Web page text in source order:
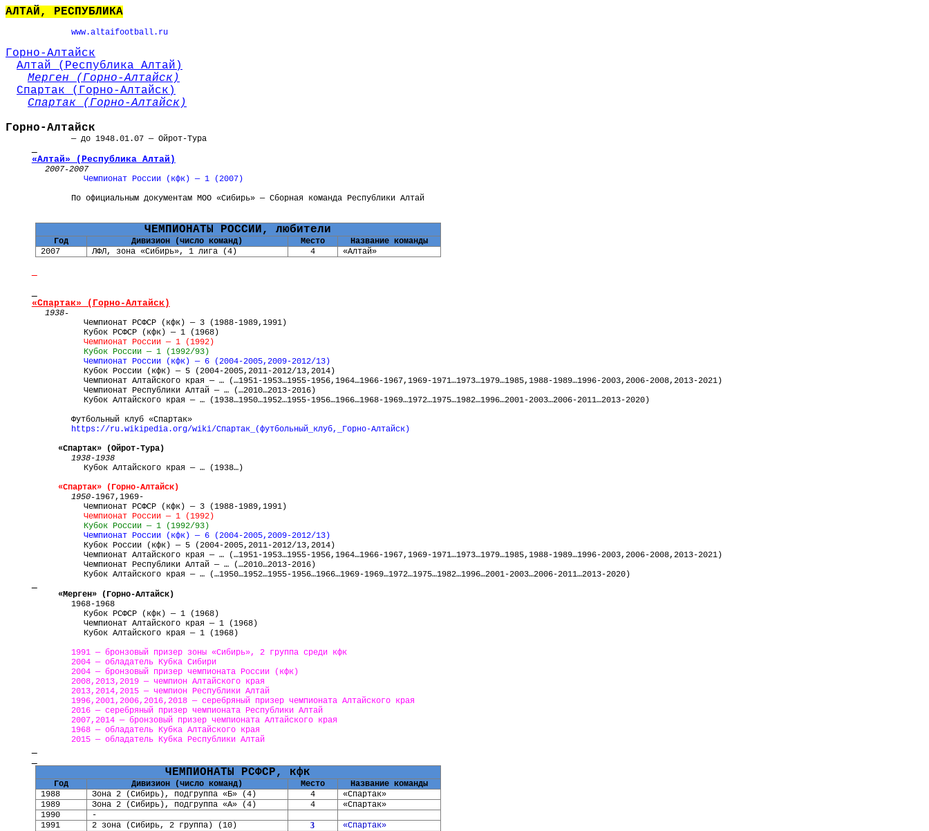
АЛТАЙ, РЕСПУБЛИКА
www.altaifootball.ru
Горно-Алтайск
Алтай (Республика Алтай)
Мерген (Горно-Алтайск)
Спартак (Горно-Алтайск)
Спартак (Горно-Алтайск)
Горно-Алтайск
— до 1948.01.07 — Ойрот-Тура
«Алтай» (Республика Алтай)
2007-2007
Чемпионат России (кфк) — 1 (2007)
По официальным документам МОО «Сибирь» — Сборная команда Республики Алтай
ЧЕМПИОНАТЫ РОССИИ, любители
Год Дивизион (число команд) Место
Название команды
2007
ЛФЛ, зона «Сибирь», 1 лига (4) 4 «Алтай»
«Спартак» (Горно-Алтайск)
1938-
Чемпионат РСФСР (кфк) — 3 (1988-1989,1991)
Кубок РСФСР (кфк) — 1 (1968)
Чемпионат России — 1 (1992)
Кубок России — 1 (1992/93)
Чемпионат России (кфк) — 6 (2004-2005,2009-2012/13)
Кубок России (кфк) — 5 (2004-2005,2011-2012/13,2014 )
Чемпионат Алтайского края — … (…1951-1953…1955-1956,1964…1966-1967,1969-1971…1973…1979…1985,1988-1989…1996-2003,2006-2008,2013-2021)
Чемпионат Республики Алтай — … (…2010…2013-2016)
Кубок Алтайского края — … (1938…1950…1952…1955-1956…1966…1968-1969…1972…1975…1982…1996…2001-2003…2006-2011…2013-2020)
Футбольный клуб «Спартак»
https://ru.wikipedia.org/wiki/Спартак_(футбольный_клуб,_Горно-Алтайск)
«Спартак» (Ойрот-Тура)
1938-1938
Кубок Алтайского края — … (1938…)
«Спартак» (Горно-Алтайск)
1950-1967,1969-
Чемпионат РСФСР (кфк) — 3 (1988-1989,1991)
Чемпионат России — 1 (1992)
Кубок России — 1 (1992/93)
Чемпионат России (кфк) — 6 (2004-2005,2009-2012/13)
Кубок России (кфк) — 5 (2004-2005,2011-2012/13,2014 )
Чемпионат Алтайского края — … (…1951-1953…1955-1956,1964…1966-1967,1969-1971…1973…1979…1985,1988-1989…1996-2003,2006-2008,2013-2021)
Чемпионат Республики Алтай — … (…2010…2013-2016)
Кубок Алтайского края — … (…1950…1952…1955-1956…1966…1969-1969…1972…1975…1982…1996…2001-2003…2006-2011…2013-2020)
«Мерген» (Горно-Алтайск)
1968-1968
Кубок РСФСР (кфк) — 1 (1968)
Чемпионат Алтайского края — 1 (1968)
Кубок Алтайского края — 1 (1968)
1991 — бронзовый призер зоны «Сибирь», 2 группа среди кфк
2004 — обладатель Кубка Сибири
2004 — бронзовый призер чемпионата России (кфк)
2008,2013,2019 — чемпион Алтайского края
2013,2014,2015 — чемпион Республики Алтай
1996,2001,2006,2016,2018 — серебряный призер чемпионата Алтайского края
2016 — серебряный призер чемпионата Республики Алтай
2007,2014 — бронзовый призер чемпионата Алтайского края
1968 — обладатель Кубка Алтайского края
2015 — обладатель Кубка Республики Алтай
ЧЕМПИОНАТЫ РСФСР, кфк
Год Дивизион (число команд) Место
Название команды
1988
Зона 2 (Сибирь), подгруппа «Б» (4) 4
«Спартак»
1989
Зона 2 (Сибирь), подгруппа «А» (4) 4
«Спартак»
1990
-
1991
2 зона (Сибирь, 2 группа) (10) 3 «Спартак»